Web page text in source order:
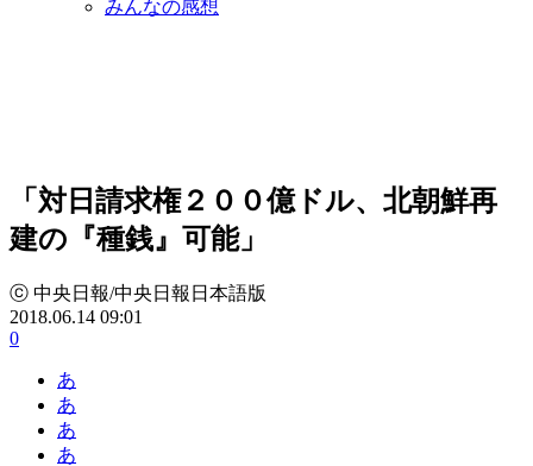
みんなの感想
「対日請求権２００億ドル、北朝鮮再
建の『種銭』可能」
ⓒ 中央日報/中央日報日本語版
2018.06.14 09:01
0
あ
あ
あ
あ